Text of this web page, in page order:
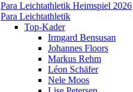
Para Leichtathletik Heimspiel 2026
Para Leichtathletik
Top-Kader
Irmgard Bensusan
Johannes Floors
Markus Rehm
Léon Schäfer
Nele Moos